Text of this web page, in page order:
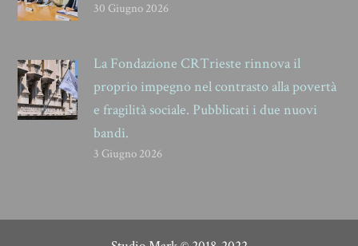
30 Giugno 2026
La Fondazione CRTrieste rinnova il
proprio impegno nel contrasto alla povertà
e fragilità sociale. Pubblicati i due nuovi
bandi.
3 Giugno 2026